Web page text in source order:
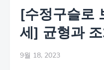
[수정구슬로
세] 균형과
9월 18, 2023